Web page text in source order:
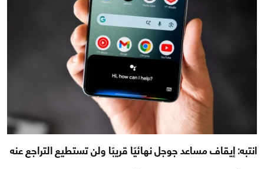
انتبه: إيقاف مساعد جوجل نهائيًا قريبًا ولن تستطيع التراجع عنه